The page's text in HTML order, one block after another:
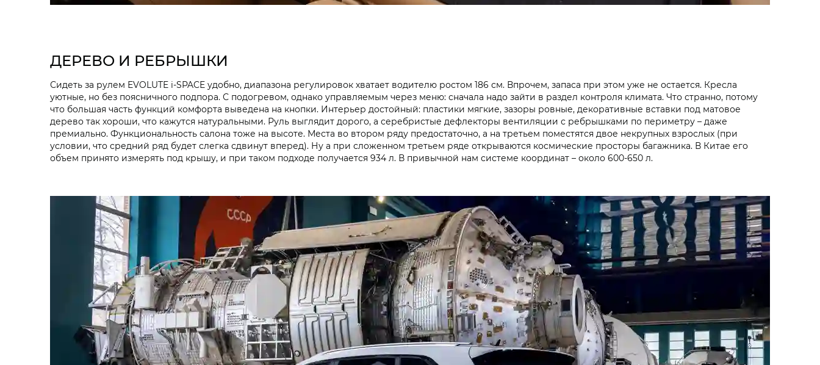
ДЕРЕВО И РЕБРЫШКИ
Сидеть за рулем EVOLUTE i‑SPACE удобно, диапазона регулировок хватает водителю ростом 186 см. Впрочем, запаса при этом уже не остается. Кресла
уютные, но без поясничного подпора. С подогревом, однако управляемым через меню: сначала надо зайти в раздел контроля климата. Что странно, потому
что большая часть функций комфорта выведена на кнопки. Интерьер достойный: пластики мягкие, зазоры ровные, декоративные вставки под матовое
дерево так хороши, что кажутся натуральными. Руль выглядит дорого, а серебристые дефлекторы вентиляции с ребрышками по периметру – даже
премиально. Функциональность салона тоже на высоте. Места во втором ряду предостаточно, а на третьем поместятся двое некрупных взрослых (при
условии, что средний ряд будет слегка сдвинут вперед). Ну а при сложенном третьем ряде открываются космические просторы багажника. В Китае его
объем принято измерять под крышу, и при таком подходе получается 934 л. В привычной нам системе координат – около 600-650 л.